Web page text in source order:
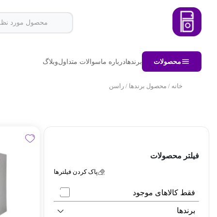
محصولات برندهادرباره ماسوالات متداولوبلاگ
خانه / محصول برندها / راسن
فیلتر محصولات
پاک کردن فیلترها
فقط کالاهای موجود
برندها